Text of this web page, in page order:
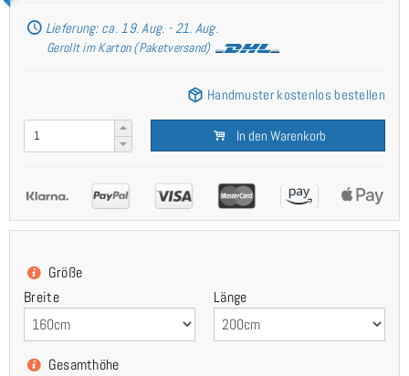
Lieferung: ca. 19. Aug. - 21. Aug.
Gerollt im Karton (Paketversand)
Handmuster kostenlos bestellen
In den Warenkorb
Größe
Breite
Länge
Gesamthöhe